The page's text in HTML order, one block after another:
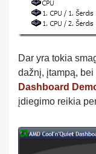
Dar yra tokia
dažnį, įtampą,
Dashboard
įdiegimo reikia